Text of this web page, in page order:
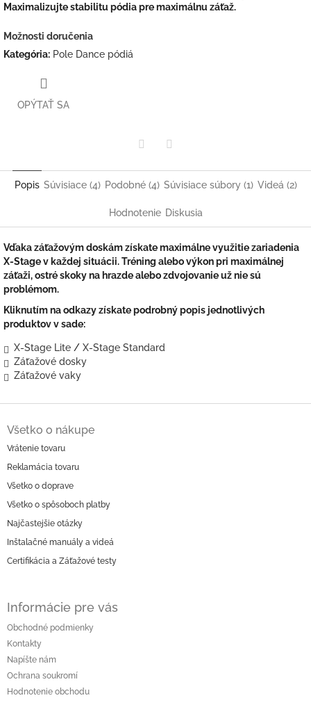
Maximalizujte stabilitu pódia pre maximálnu záťaž.
Možnosti doručenia
Kategória: Pole Dance pódiá
OPÝTAŤ SA
Popis Súvisiace (4) Podobné (4) Súvisiace súbory (1) Videá (2)
Hodnotenie Diskusia
Vďaka záťažovým doskám získate maximálne využitie zariadenia
X-Stage v každej situácii. Tréning alebo výkon pri maximálnej
záťaži, ostré skoky na hrazde alebo zdvojovanie už nie sú
problémom.
Kliknutím na odkazy získate podrobný popis jednotlivých
produktov v sade:
X-Stage Lite / X-Stage Standard
Záťažové dosky
Záťažové vaky
p
e
Všetko o nákupe
Vrátenie tovaru
Reklamácia tovaru
Všetko o doprave
Všetko o spôsoboch platby
Najčastejšie otázky
Inštalačné manuály a videá
Certifikácia a Záťažové testy
Informácie pre vás
Obchodné podmienky
Kontakty
Napíšte nám
Ochrana soukromí
Hodnotenie obchodu